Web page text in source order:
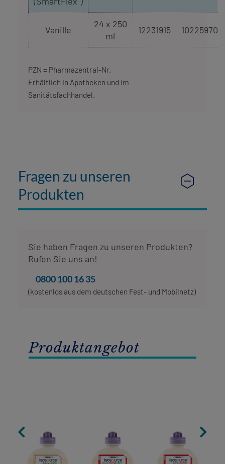
Vanille
24 x 250
ml
12231915 10225970
PZN = Pharmazentral-Nr.
Erhältlich in Apotheken und im
Sanitätsfachhandel.
Fragen zu unseren
Produkten
Sie haben Fragen zu unseren Produkten?
Rufen Sie uns an!
0800 100 16 35
(kostenlos aus dem deutschen Fest- und Mobilnetz)
Produktangebot